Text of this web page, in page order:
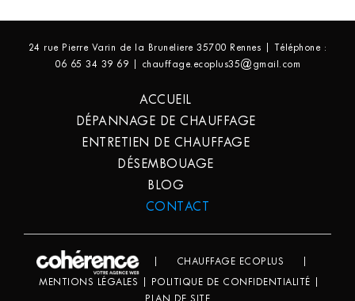
24 rue Pierre Varin de la Bruneliere 35700 Rennes | Téléphone :
06 65 34 39 69 | chauffage.ecoplus35@gmail.com
ACCUEIL
DÉPANNAGE DE CHAUFFAGE
ENTRETIEN DE CHAUFFAGE
DÉSEMBOUAGE
BLOG
CONTACT
CHAUFFAGE ECOPLUS
MENTIONS LÉGALES POLITIQUE DE CONFIDENTIALITÉ
PLAN DE SITE